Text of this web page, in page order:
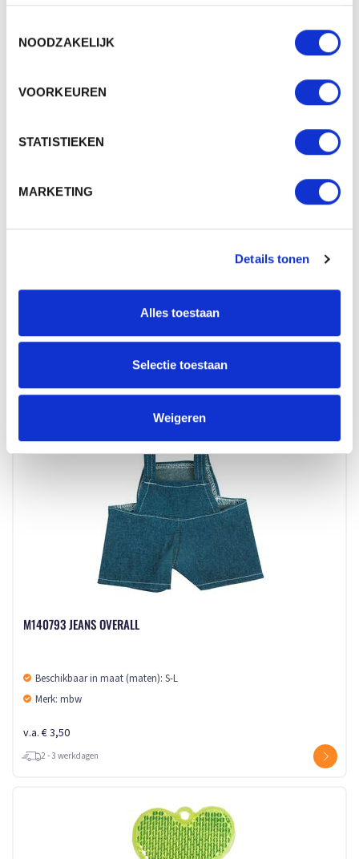
NOODZAKELIJK
VOORKEUREN
STATISTIEKEN
MARKETING
Details tonen
Alles toestaan
Selectie toestaan
Weigeren
Beschikbaar in maat (maten): 1SIZE
Merk: mbw
2 - 3 werkdagen
M140793 JEANS OVERALL
Beschikbaar in maat (maten): S-L
Merk: mbw
v.a. € 3,50
2 - 3 werkdagen